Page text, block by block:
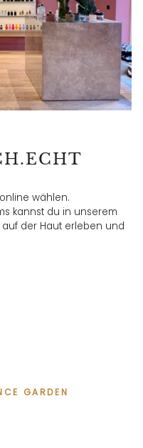
wählen.
kannst du in unserem
der Haut erleben und
auf Instagram und
GARDEN